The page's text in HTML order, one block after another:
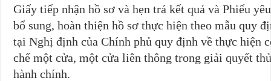
Giấy tiếp nhận hồ sơ và hẹn trả kết quả và Phiếu
bổ sung, hoàn thiện hồ sơ thực hiện theo mẫu quy
tại Nghị định của Chính phủ quy định về thực hiện
chế một cửa, một cửa liên thông trong giải quyết
hành chính.